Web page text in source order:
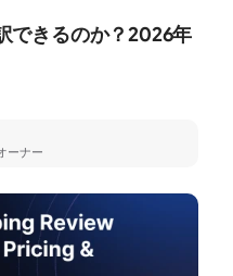
できるのか？2026年
ーナー